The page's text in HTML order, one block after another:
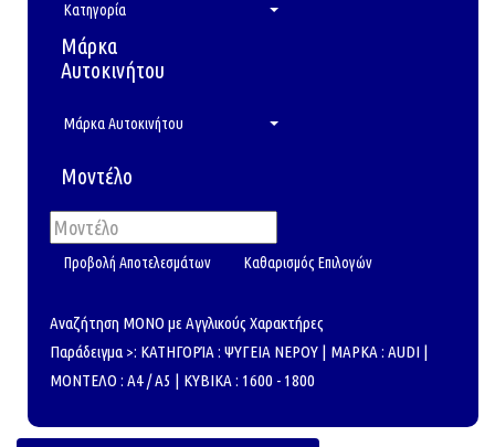
Κατηγορία
Μάρκα
Αυτοκινήτου
Μάρκα Αυτοκινήτου
Μοντέλο
Αναζήτηση ΜΟΝΟ με Αγγλικούς Χαρακτήρες
Παράδειγμα >: ΚΑΤΗΓΟΡΊΑ : ΨΥΓΕΙΑ ΝΕΡΟΥ | ΜΑΡΚΑ : AUDI |
ΜΟΝΤΕΛΟ : A4 / A5 | ΚΥΒΙΚΑ : 1600 - 1800